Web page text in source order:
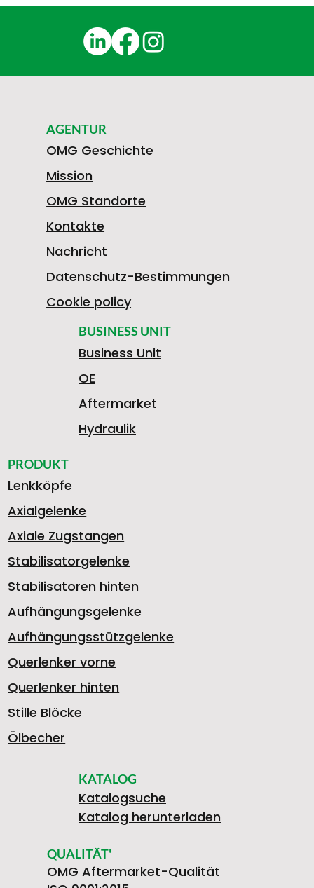
BUSINESS UNIT
Business Unit
OE
Aftermarket
Hydraulik
PRODUKT
Lenkköpfe
Axialgelenke
Axiale Zugstangen
Stabilisatorgelenke
Stabilisatoren hinten
Aufhängungsgelenke
Aufhängungsstützgelenke
Querlenker vorne
Querlenker hinten
Stille Blöcke
Ölbecher
KATALOG
Katalogsuche
Katalog herunterladen
QUALITÄT'
OMG Aftermarket-Qualität
AGENTUR
OMG Geschichte
Mission
OMG Standorte
Kontakte
Nachricht
Datenschutz-Bestimmungen
Cookie policy